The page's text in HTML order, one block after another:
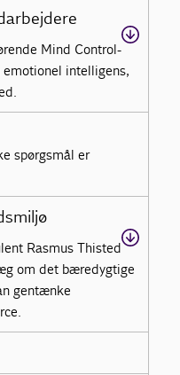
Mind Control-
intelligens,
spørgsmål er
Rasmus Thisted
om det bæredygtige
gentænke